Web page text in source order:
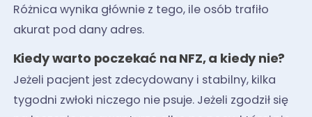
Różnica wynika głównie z tego, ile osób trafiło
akurat pod dany adres.
Kiedy warto poczekać na NFZ, a kiedy nie?
Jeżeli pacjent jest zdecydowany i stabilny, kilka
tygodni zwłoki niczego nie psuje. Jeżeli zgodził się